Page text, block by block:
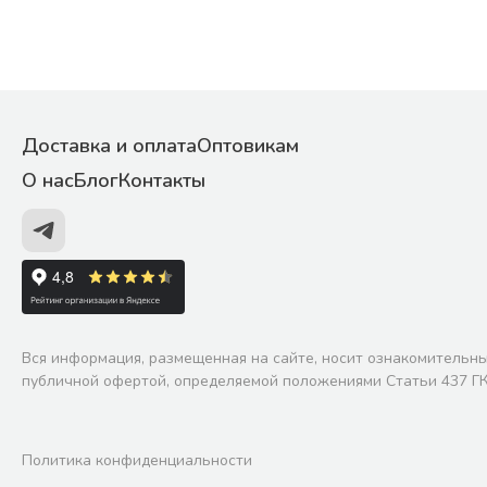
Доставка и оплатаОптовикам
О насБлогКонтакты
Вся информация, размещенная на сайте, носит
публичной офертой, определяемой положениями Статьи 437
Политика конфиденциальности